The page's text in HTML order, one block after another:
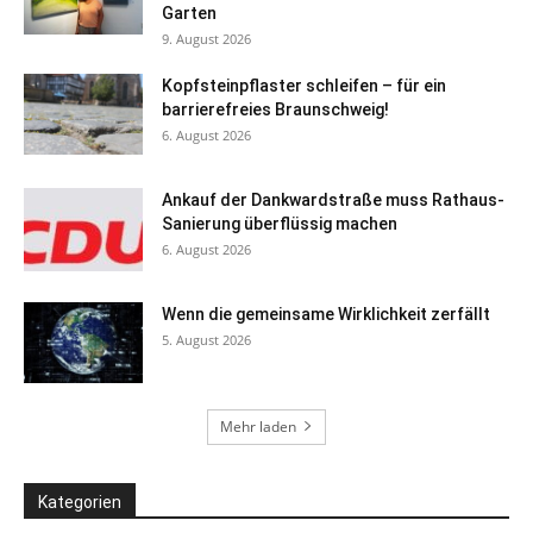
Garten
9. August 2026
Kopfsteinpflaster schleifen – für ein
barrierefreies Braunschweig!
6. August 2026
Ankauf der Dankwardstraße muss Rathaus-
Sanierung überflüssig machen
6. August 2026
Wenn die gemeinsame Wirklichkeit zerfällt
5. August 2026
Mehr laden
Kategorien